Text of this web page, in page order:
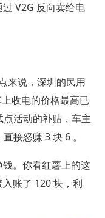
V2G 反向卖给电
来说，深圳的民用
收电的价格最高已
活动的补贴，车主
接怒赚 3 块 6 。
。你看红薯上的这
账了 120 块，利